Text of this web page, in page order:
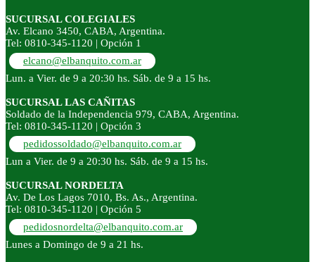
SUCURSAL COLEGIALES
Av. Elcano 3450, CABA, Argentina.
Tel: 0810-345-1120 | Opción 1
elcano@elbanquito.com.ar
Lun. a Vier. de 9 a 20:30 hs. Sáb. de 9 a 15 hs.
SUCURSAL LAS CAÑITAS
Soldado de la Independencia 979, CABA, Argentina.
Tel: 0810-345-1120 | Opción 3
pedidossoldado@elbanquito.com.ar
Lun a Vier. de 9 a 20:30 hs. Sáb. de 9 a 15 hs.
SUCURSAL NORDELTA
Av. De Los Lagos 7010, Bs. As., Argentina.
Tel: 0810-345-1120 | Opción 5
pedidosnordelta@elbanquito.com.ar
Lunes a Domingo de 9 a 21 hs.